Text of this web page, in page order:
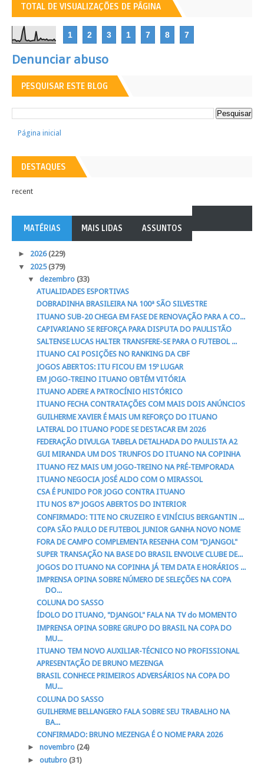
TOTAL DE VISUALIZAÇÕES DE PÁGINA
1 2 3 1 7 8 7
Denunciar abuso
PESQUISAR ESTE BLOG
Página inicial
DESTAQUES
recent
MATÉRIAS MAIS LIDAS ASSUNTOS
► 2026(229)
▼ 2025(379)
▼ dezembro (33)
ATUALIDADES ESPORTIVAS
DOBRADINHA BRASILEIRA NA 100ª SÃO SILVESTRE
ITUANO SUB-20 CHEGA EM FASE DE RENOVAÇÃO PARA A CO...
CAPIVARIANO SE REFORÇA PARA DISPUTA DO PAULISTÃO
SALTENSE LUCAS HALTER TRANSFERE-SE PARA O FUTEBOL ...
ITUANO CAI POSIÇÕES NO RANKING DA CBF
JOGOS ABERTOS: ITU FICOU EM 15º LUGAR
EM JOGO-TREINO ITUANO OBTÉM VITÓRIA
ITUANO ADERE A PATROCÍNIO HISTÓRICO
ITUANO FECHA CONTRATAÇÕES COM MAIS DOIS ANÚNCIOS
GUILHERME XAVIER É MAIS UM REFORÇO DO ITUANO
LATERAL DO ITUANO PODE SE DESTACAR EM 2026
FEDERAÇÃO DIVULGA TABELA DETALHADA DO PAULISTA A2
GUI MIRANDA UM DOS TRUNFOS DO ITUANO NA COPINHA
ITUANO FEZ MAIS UM JOGO-TREINO NA PRÉ-TEMPORADA
ITUANO NEGOCIA JOSÉ ALDO COM O MIRASSOL
CSA É PUNIDO POR JOGO CONTRA ITUANO
ITU NOS 87º JOGOS ABERTOS DO INTERIOR
CONFIRMADO: TITE NO CRUZEIRO E VINÍCIUS BERGANTIN ...
COPA SÃO PAULO DE FUTEBOL JUNIOR GANHA NOVO NOME
FORA DE CAMPO COMPLEMENTA RESENHA COM "DJANGOL"
SUPER TRANSAÇÃO NA BASE DO BRASIL ENVOLVE CLUBE DE...
JOGOS DO ITUANO NA COPINHA JÁ TEM DATA E HORÁRIOS ...
IMPRENSA OPINA SOBRE NÚMERO DE SELEÇÕES NA COPA
DO...
COLUNA DO SASSO
ÍDOLO DO ITUANO, "DJANGOL" FALA NA TV do MOMENTO
IMPRENSA OPINA SOBRE GRUPO DO BRASIL NA COPA DO
MU...
ITUANO TEM NOVO AUXILIAR-TÉCNICO NO PROFISSIONAL
APRESENTAÇÃO DE BRUNO MEZENGA
BRASIL CONHECE PRIMEIROS ADVERSÁRIOS NA COPA DO
MU...
COLUNA DO SASSO
GUILHERME BELLANGERO FALA SOBRE SEU TRABALHO NA
BA...
CONFIRMADO: BRUNO MEZENGA É O NOME PARA 2026
► novembro (24)
► outubro (31)